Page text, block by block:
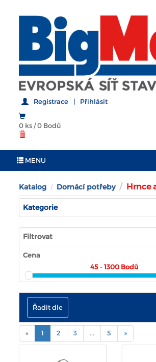
Registrace | Přihlásit
0 ks/0 Bodů
MENU
Katalog Domácí potřeby Hrnce
Kategorie
Filtrovat
Cena
45 - 1300 Bodů
Řadit dle
« 1 (current)
2 3 ... 5 »